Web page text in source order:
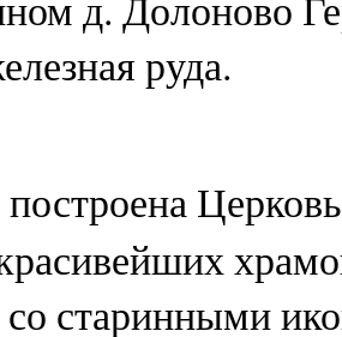
руда.
построена
со старинными